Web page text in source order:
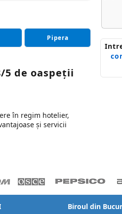
Pipera
5 de oaspeții
în regim hotelier,
și servicii
Biroul din